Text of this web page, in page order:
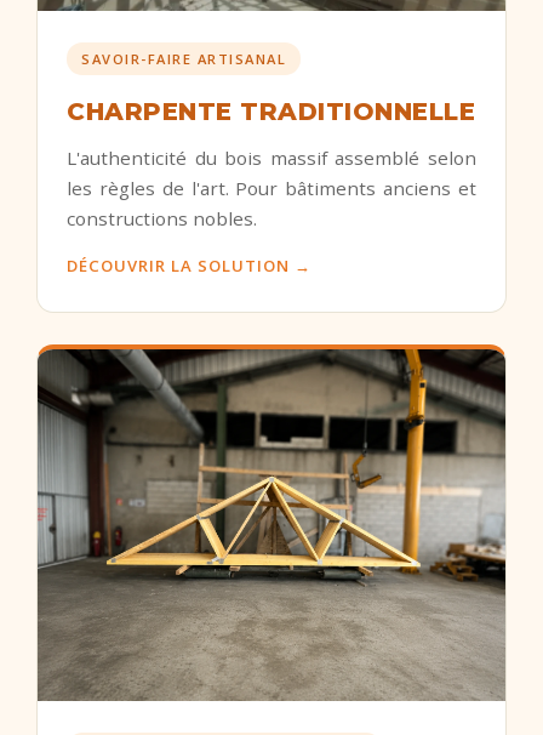
SAVOIR-FAIRE ARTISANAL
CHARPENTE TRADITIONNELLE
L'authenticité du bois massif assemblé selon
les règles de l'art. Pour bâtiments anciens et
constructions nobles.
DÉCOUVRIR LA SOLUTION →